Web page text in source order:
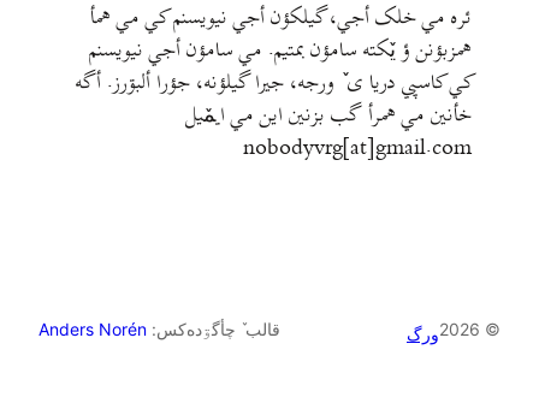
ئره مي خلک أجي، گيلکؤن أجي نيويسنم کي مي همأ
همزبؤنن ؤ يٚکته سامؤن بمتيم. مي سامؤن أجي نيويسنم
کي کاسپي دريا ی ٚ ورجه، جيرا گيلؤنه، جؤرا ألبۊرز. أگه
خأنين مي همرأ گب بزنين اين مي ايمٚیل‌ ‌
nobodyvrg[at]gmail.com
© 2026 ورگ قالب ٚ چأگۊده‌کس: Anders Norén